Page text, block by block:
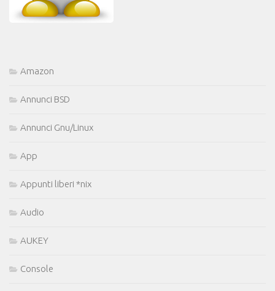
Amazon
Annunci BSD
Annunci Gnu/Linux
App
Appunti liberi *nix
Audio
AUKEY
Console